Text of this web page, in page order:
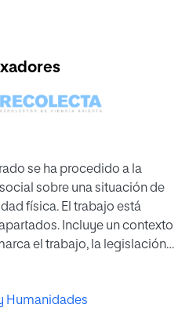
se ha procedido a la
sobre una situación de
física. El trabajo está
Incluye un contexto
el trabajo, la legislación
y finalmente la
Humanidades